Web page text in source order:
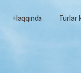
Turlar kataloqu